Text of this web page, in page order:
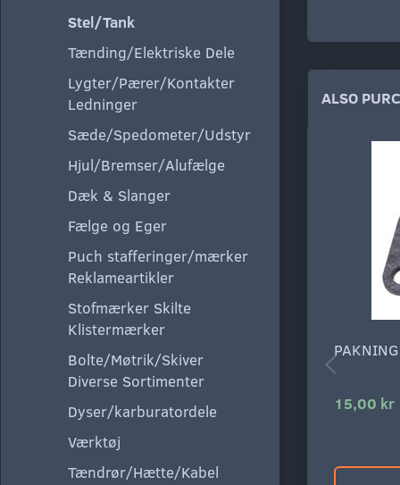
Stel/Tank
Tænding/Elektriske Dele
Lygter/Pærer/Kontakter
Ledninger
Sæde/Spedometer/Udstyr
Hjul/Bremser/Alufælge
Dæk & Slanger
Fælge og Eger
Puch stafferinger/mærker
Reklameartikler
Stofmærker Skilte
Klistermærker
Bolte/Møtrik/Skiver
Diverse Sortimenter
Dyser/karburatordele
Værktøj
Tændrør/Hætte/Kabel
ALSO
15,00 kr